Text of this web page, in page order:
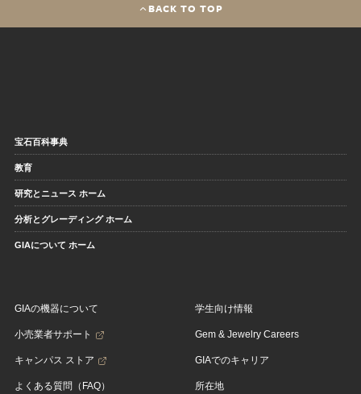
BACK TO TOP
宝石百科事典
教育
研究とニュース ホーム
分析とグレーディング ホーム
GIAについて ホーム
GIAの機器について
小売業者サポート
キャンパス ストア
よくある質問（FAQ）
学生向け情報
Gem & Jewelry Careers
GIAでのキャリア
所在地